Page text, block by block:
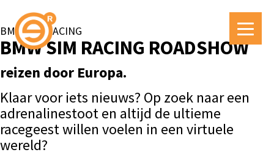
BMW SIM RACING
BMW SIM RACING ROADSHOW
reizen door Europa.
Klaar voor iets nieuws? Op zoek naar een
adrenalinestoot en altijd de ultieme
racegeest willen voelen in een virtuele
wereld?